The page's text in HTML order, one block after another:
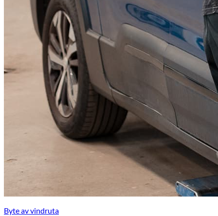
KGM Pickups
Fordonstyp
PickupTransportbilPersonbil
Visa alla fordon
Byte av vindruta